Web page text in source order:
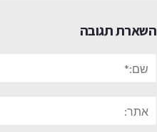
השארת תגובה